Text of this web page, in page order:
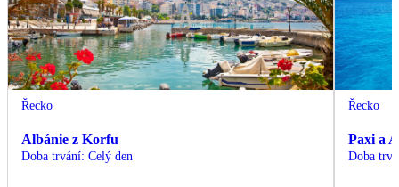
Řecko
Albánie z Korfu
Doba trvání: Celý den
Řecko
Paxi a
Doba